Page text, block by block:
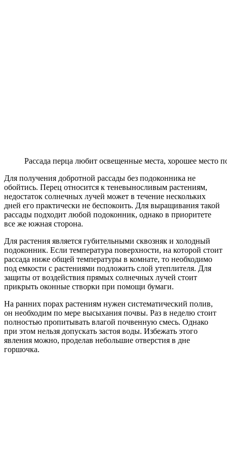
Рассада перца любит освещенные места, хорошее место
Для получения добротной рассады без подоконника не
обойтись. Перец относится к теневыносливым растениям,
недостаток солнечных лучей может в течение нескольких
дней его практически не беспокоить. Для выращивания такой
рассады подходит любой подоконник, однако в приоритете
все же южная сторона.
Для растения является губительными сквозняк и холодный
подоконник. Если температура поверхности, на которой стоит
рассада ниже общей температуры в комнате, то необходимо
под емкости с растениями подложить слой утеплителя. Для
защиты от воздействия прямых солнечных лучей стоит
прикрыть оконные створки при помощи бумаги.
На ранних порах растениям нужен систематический полив,
он необходим по мере высыхания почвы. Раз в неделю стоит
полностью пропитывать влагой почвенную смесь. Однако
при этом нельзя допускать застоя воды. Избежать этого
явления можно, проделав небольшие отверстия в дне
горшочка.